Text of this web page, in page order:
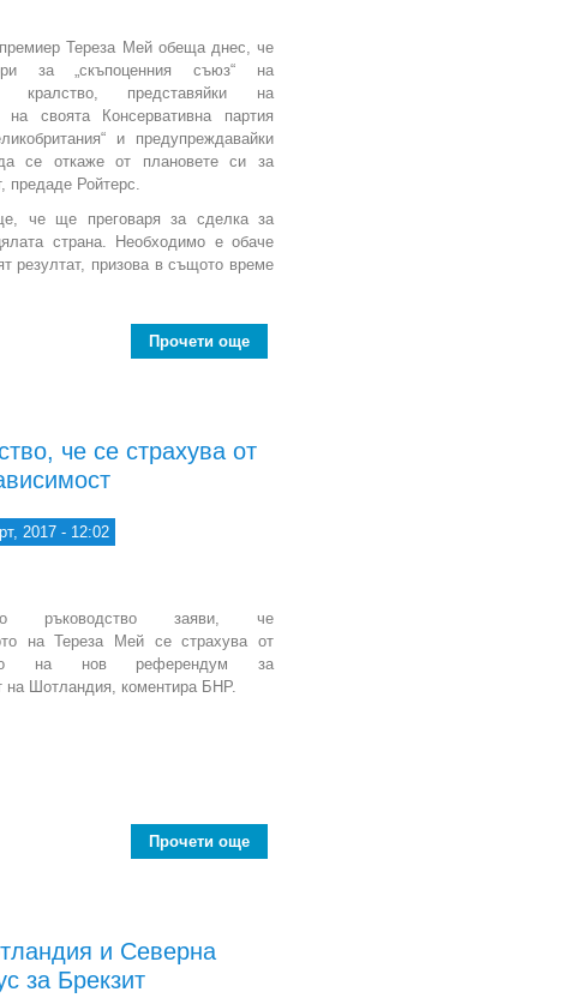
премиер Тереза Мей обеща днес, че
за „скъпоценния съюз“ на
кралство, представяйки на
на своята Консервативна партия
и предупреждавайки
се откаже от плановете си за
предаде Ройтерс.
че ще преговаря за сделка за
страна. Необходимо е обаче
резултат, призова в същото време
Прочети още
че се страхува от
2017 - 12:02
ръководство заяви, че
на Тереза Мей се страхува от
на нов референдум за
на Шотландия, коментира БНР.
Прочети още
и Северна
за Брекзит